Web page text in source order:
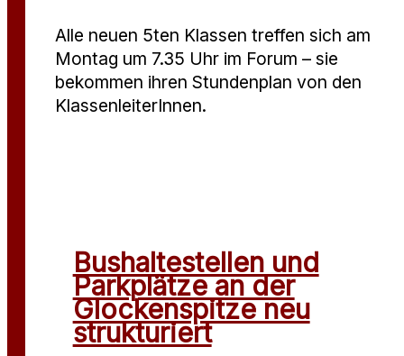
Alle neuen 5ten Klassen treffen sich am
Montag um 7.35 Uhr im Forum – sie
bekommen ihren Stundenplan von den
KlassenleiterInnen.
Bushaltestellen und
Parkplätze an der
Glockenspitze neu
strukturiert